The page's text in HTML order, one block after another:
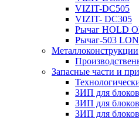
VIZIT-DC505
VIZIT- DC305
Рычаг HOLD
Рычаг-503
Металлоконструкции
Запасные части и
ЗИП для
ЗИП для
ЗИП для